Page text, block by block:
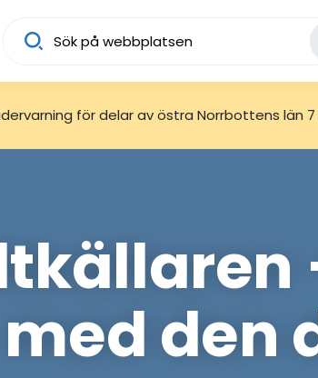
för delar av östra Norrbottens län 7
med den